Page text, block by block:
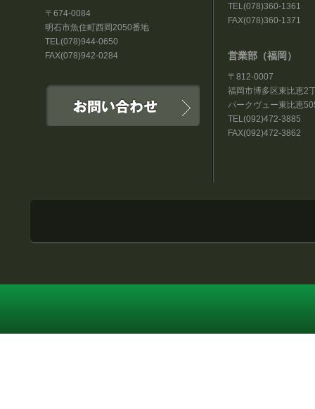
〒674-0084
明石市魚住町西岡2050番地
TEL(078)944-0650
FAX(078)942-0284
TEL(078)360-1361
FAX(078)360-1371
営業部（福岡）
〒812-0007
福岡市博多区東比恵2
パークヴュー東比恵
TEL(092)472-3885
FAX(092)472-3862